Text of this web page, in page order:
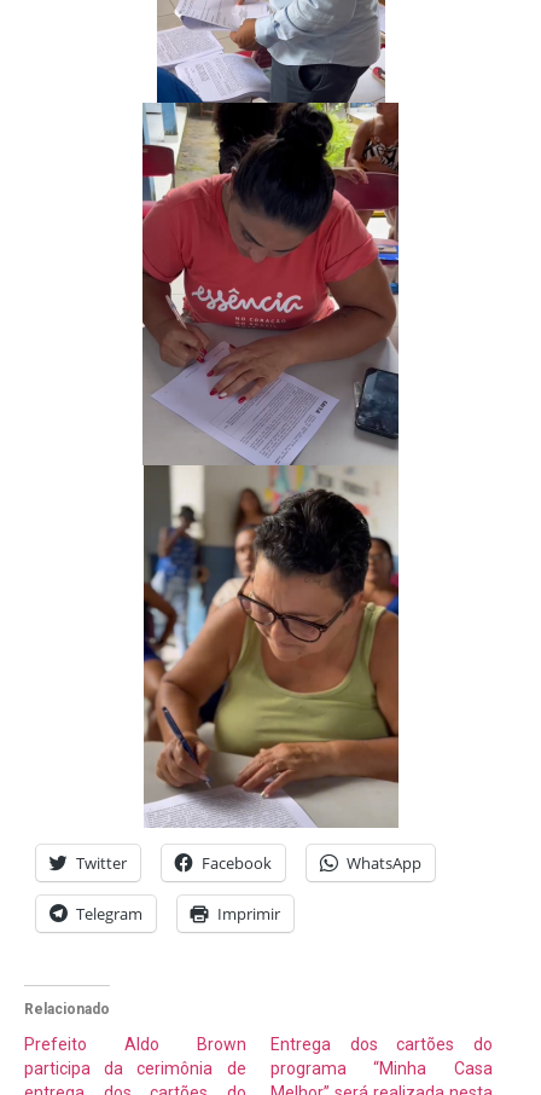
Twitter Facebook WhatsApp
Telegram Imprimir
Relacionado
Prefeito Aldo Brown
participa da cerimônia de
Entrega dos cartões do
programa “Minha Casa